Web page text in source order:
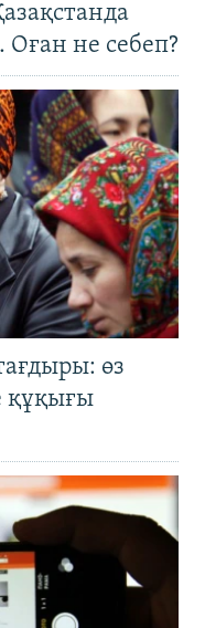
Оған не себеп?
өз
құқығы